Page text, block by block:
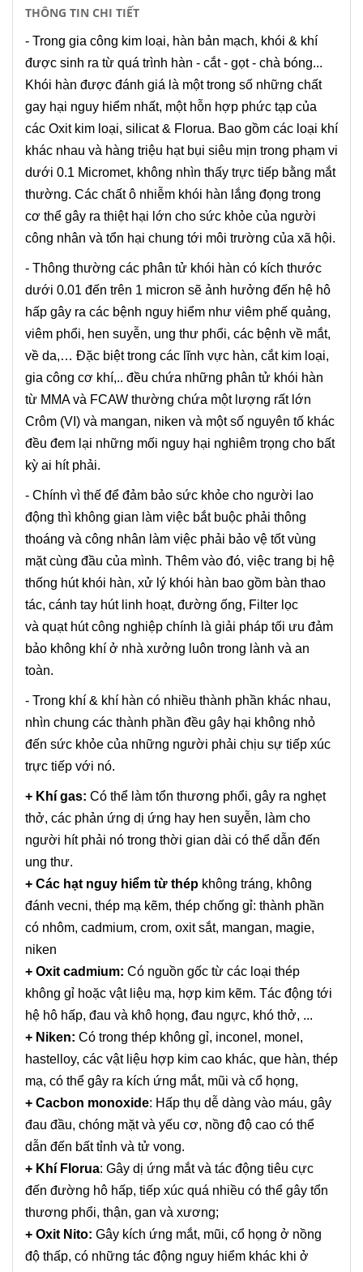
THÔNG TIN CHI TIẾT
- Trong gia công kim loại, hàn bản mạch, khói & khí
được sinh ra từ quá trình hàn - cắt - gọt - chà bóng...
Khói hàn được đánh giá là một trong số những chất
gay hại nguy hiểm nhất, một hỗn hợp phức tạp của
các Oxit kim loại, silicat & Florua. Bao gồm các loại khí
khác nhau và hàng triệu hạt bụi siêu mịn trong phạm vi
dưới 0.1 Micromet, không nhìn thấy trực tiếp bằng mắt
thường. Các chất ô nhiễm khói hàn lắng đọng trong
cơ thể gây ra thiệt hại lớn cho sức khỏe của người
công nhân và tổn hại chung tới môi trường của xã hội.
- Thông thường các phân tử khói hàn có kích thước
dưới 0.01 đến trên 1 micron sẽ ảnh hưởng đến hệ hô
hấp gây ra các bệnh nguy hiểm như viêm phế quảng,
viêm phổi, hen suyễn, ung thư phổi, các bệnh về mắt,
về da,… Đặc biệt trong các lĩnh vực hàn, cắt kim loại,
gia công cơ khí,.. đều chứa những phân tử khói hàn
từ MMA và FCAW thường chứa một lượng rất lớn
Crôm (VI) và mangan, niken và một số nguyên tố khác
đều đem lại những mối nguy hại nghiêm trọng cho bất
kỳ ai hít phải.
- Chính vì thế để đảm bảo sức khỏe cho người lao
động thì không gian làm việc bắt buộc phải thông
thoáng và công nhân làm việc phải bảo vệ tốt vùng
mặt cùng đầu của mình. Thêm vào đó, việc trang bị hệ
thống hút khói hàn, xử lý khói hàn bao gồm bàn thao
tác, cánh tay hút linh hoạt, đường ống, Filter lọc
và quạt hút công nghiệp chính là giải pháp tối ưu đảm
bảo không khí ở nhà xưởng luôn trong lành và an
toàn.
- Trong khí & khí hàn có nhiều thành phần khác nhau,
nhìn chung các thành phần đều gây hại không nhỏ
đến sức khỏe của những người phải chịu sự tiếp xúc
trực tiếp với nó.
+ Khí gas: Có thể làm tổn thương phổi, gây ra nghẹt
thở, các phản ứng dị ứng hay hen suyễn, làm cho
người hít phải nó trong thời gian dài có thể dẫn đến
ung thư.
+ Các hạt nguy hiểm từ thép không tráng, không
đánh vecni, thép mạ kẽm, thép chống gỉ: thành phần
có nhôm, cadmium, crom, oxit sắt, mangan, magie,
niken
+ Oxit cadmium: Có nguồn gốc từ các loại thép
không gỉ hoặc vật liệu mạ, hợp kim kẽm. Tác động tới
hệ hô hấp, đau và khô họng, đau ngực, khó thở, ...
+ Niken: Có trong thép không gỉ, inconel, monel,
hastelloy, các vật liệu hợp kim cao khác, que hàn, thép
mạ, có thể gây ra kích ứng mắt, mũi và cổ họng,
+ Cacbon monoxide: Hấp thụ dễ dàng vào máu, gây
đau đầu, chóng mặt và yếu cơ, nồng độ cao có thể
dẫn đến bất tỉnh và tử vong.
+ Khí Florua: Gây dị ứng mắt và tác động tiêu cực
đến đường hô hấp, tiếp xúc quá nhiều có thể gây tổn
thương phổi, thận, gan và xương;
+ Oxit Nito: Gây kích ứng mắt, mũi, cổ họng ở nồng
độ thấp, có những tác động nguy hiểm khác khi ở